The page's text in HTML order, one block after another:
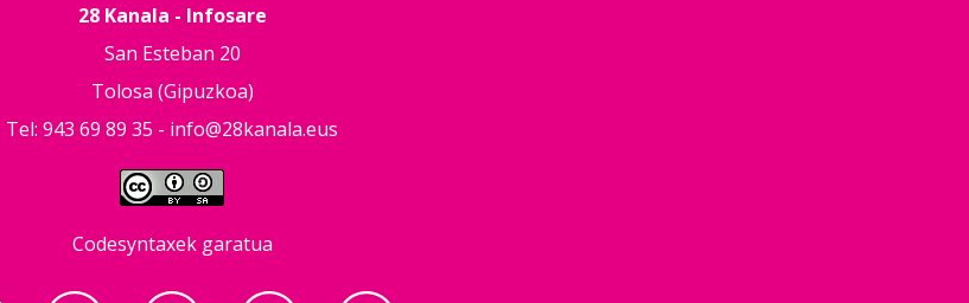
28 Kanala - Infosare
San Esteban 20
Tolosa (Gipuzkoa)
Tel: 943 69 89 35 - info@28kanala.eus
Codesyntaxek garatua